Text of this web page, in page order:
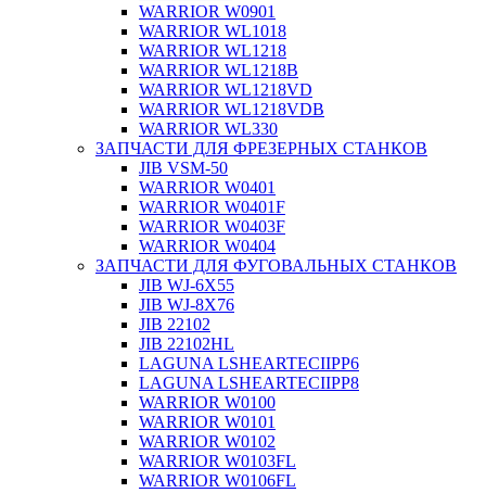
WARRIOR W0901
WARRIOR WL1018
WARRIOR WL1218
WARRIOR WL1218B
WARRIOR WL1218VD
WARRIOR WL1218VDB
WARRIOR WL330
ЗАПЧАСТИ ДЛЯ ФРЕЗЕРНЫХ СТАНКОВ
JIB VSM-50
WARRIOR W0401
WARRIOR W0401F
WARRIOR W0403F
WARRIOR W0404
ЗАПЧАСТИ ДЛЯ ФУГОВАЛЬНЫХ СТАНКОВ
JIB WJ-6X55
JIB WJ-8X76
JIB 22102
JIB 22102HL
LAGUNA LSHEARTECIIPP6
LAGUNA LSHEARTECIIPP8
WARRIOR W0100
WARRIOR W0101
WARRIOR W0102
WARRIOR W0103FL
WARRIOR W0106FL